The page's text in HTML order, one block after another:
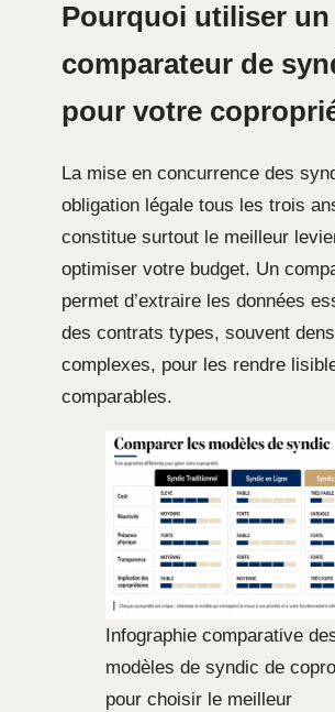
Pourquoi utiliser un
comparateur de
pour votre
La mise en concurrence des
obligation légale tous les trois
constitue surtout le meilleur
optimiser votre budget. Un
permet d’extraire les données
des contrats types, souvent
complexes, pour les rendre
comparables.
Infographie comparative
modèles de syndic de
pour choisir le meilleur